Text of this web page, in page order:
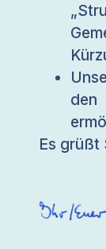
Es grüßt